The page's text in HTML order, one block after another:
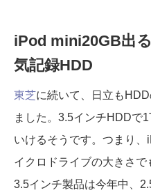
iPod mini20GB出
気記録HDD
東芝に続いて、日立も
ました。3.5インチHDDで
いけるそうです。つまり
イクロドライブの大きさで
3.5インチ製品は今年中、